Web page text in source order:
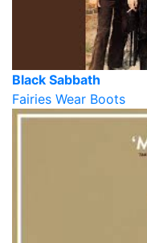
Black Sabbath
Fairies Wear Boots